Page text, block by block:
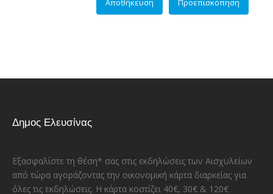
Δημος Ελευσίνας
Εξασφαλίστε τη θέση* σας στις εκδηλώσεις των Αισχυλείων
από τώρα αγοράζοντας την οικονομική κάρτα διαρκείας για
όλες τις εκδηλώσεις. Η κάρτα κοστίζει 40€, 30€ & 120€